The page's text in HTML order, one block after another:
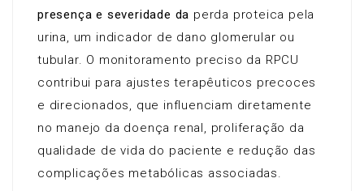
presença e severidade da perda proteica pela
urina, um indicador de dano glomerular ou
tubular. O monitoramento preciso da RPCU
contribui para ajustes terapêuticos precoces
e direcionados, que influenciam diretamente
no manejo da doença renal, proliferação da
qualidade de vida do paciente e redução das
complicações metabólicas associadas.